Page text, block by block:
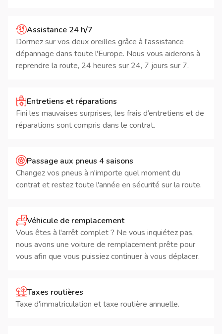
Assistance 24 h/7
Dormez sur vos deux oreilles grâce à l'assistance
dépannage dans toute l'Europe. Nous vous aiderons à
reprendre la route, 24 heures sur 24, 7 jours sur 7.
Entretiens et réparations
Fini les mauvaises surprises, les frais d’entretiens et de
réparations sont compris dans le contrat.
Passage aux pneus 4 saisons
Changez vos pneus à n'importe quel moment du
contrat et restez toute l'année en sécurité sur la route.
Véhicule de remplacement
Vous êtes à l'arrêt complet ? Ne vous inquiétez pas,
nous avons une voiture de remplacement prête pour
vous afin que vous puissiez continuer à vous déplacer.
Taxes routières
Taxe d'immatriculation et taxe routière annuelle.